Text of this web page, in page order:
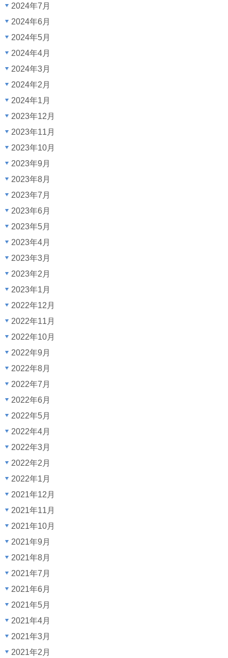
2024年7月
2024年6月
2024年5月
2024年4月
2024年3月
2024年2月
2024年1月
2023年12月
2023年11月
2023年10月
2023年9月
2023年8月
2023年7月
2023年6月
2023年5月
2023年4月
2023年3月
2023年2月
2023年1月
2022年12月
2022年11月
2022年10月
2022年9月
2022年8月
2022年7月
2022年6月
2022年5月
2022年4月
2022年3月
2022年2月
2022年1月
2021年12月
2021年11月
2021年10月
2021年9月
2021年8月
2021年7月
2021年6月
2021年5月
2021年4月
2021年3月
2021年2月